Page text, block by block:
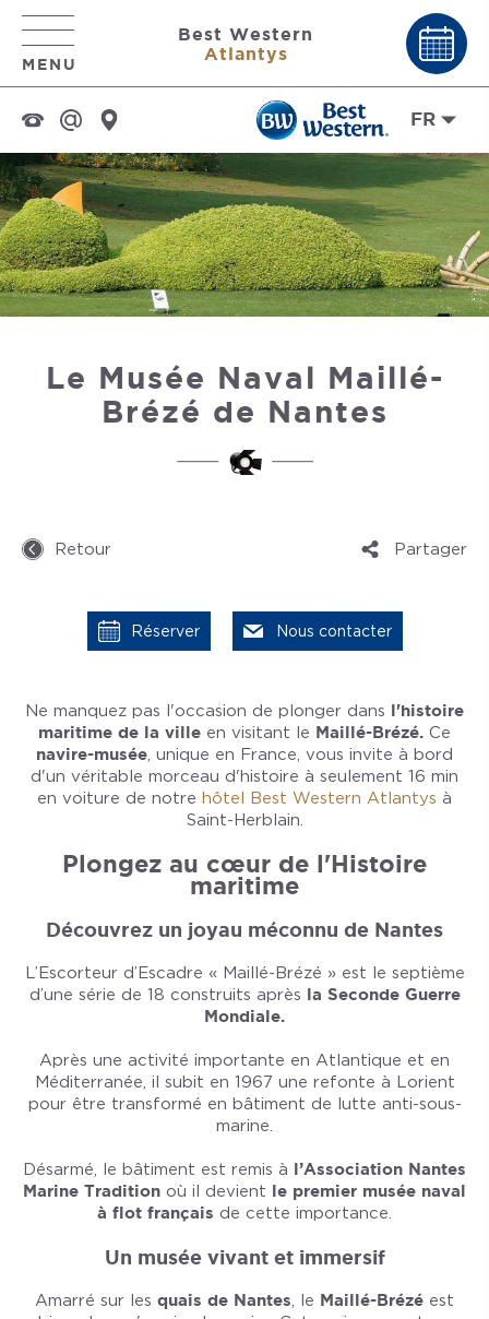
MENU
Best Western
Atlantys
FR
Le Musée Naval Maillé-
Brézé de Nantes
Retour Partager
Réserver Nous contacter
Ne manquez pas l'occasion de plonger dans l'histoire
maritime de la ville en visitant le Maillé-Brézé. Ce
navire-musée, unique en France, vous invite à bord
d'un véritable morceau d'histoire à seulement 16 min
en voiture de notre hôtel Best Western Atlantys à
Saint-Herblain.
Plongez au cœur de l'Histoire
maritime
Découvrez un joyau méconnu de Nantes
L’Escorteur d’Escadre « Maillé-Brézé » est le septième
d’une série de 18 construits après la Seconde Guerre
Mondiale.
Après une activité importante en Atlantique et en
Méditerranée, il subit en 1967 une refonte à Lorient
pour être transformé en bâtiment de lutte anti-sous-
marine.
Désarmé, le bâtiment est remis à l’Association Nantes
Marine Tradition où il devient le premier musée naval
à flot français de cette importance.
Un musée vivant et immersif
Amarré sur les quais de Nantes, le Maillé-Brézé est